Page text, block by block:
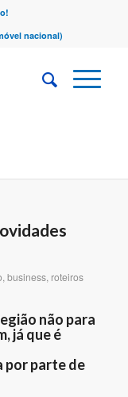
nacional)
, business, roteiros
não para
já que é
por parte de